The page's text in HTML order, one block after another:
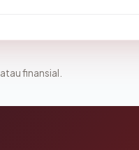
finansial.